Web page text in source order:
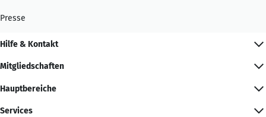
Presse
Hilfe & Kontakt
Mitgliedschaften
Hauptbereiche
Services